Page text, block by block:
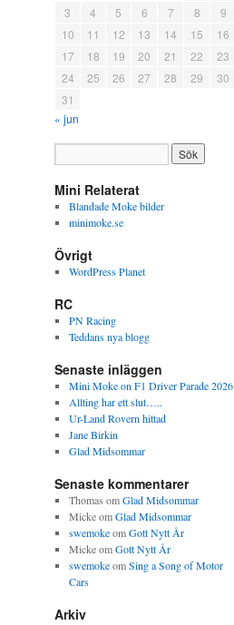
3
4 5 6 7 8
9
10
11 12 13 14 15
16
17
18 19 20 21 22
23
24
25 26 27 28 29
30
31
« jun
Mini Relaterat
Blandade Moke bilder
minimoke.se
Övrigt
WordPress Planet
RC
PN Racing
Teddans nya blogg
Senaste inläggen
Mini Moke on F1 Driver Parade 2026
Allting har ett slut…..
Ur-Land Rovern hittad
Jane Birkin
Glad Midsommar
Senaste kommentarer
Thomas omGlad Midsommar
MickeomGlad Midsommar
swemokeomGott Nytt År
MickeomGott Nytt År
swemokeomSing a Song of Motor
Cars
Arkiv